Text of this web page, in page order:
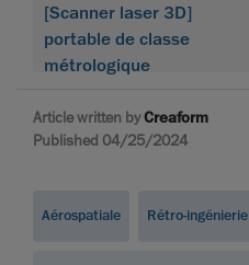
[Scanner laser 3D]
portable de classe
métrologique
Article written byCreaform
Published 04/25/2024
Aérospatiale Rétro-ingénierie